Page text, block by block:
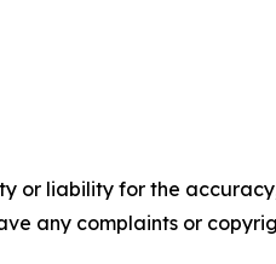
or liability for the
any complaints or